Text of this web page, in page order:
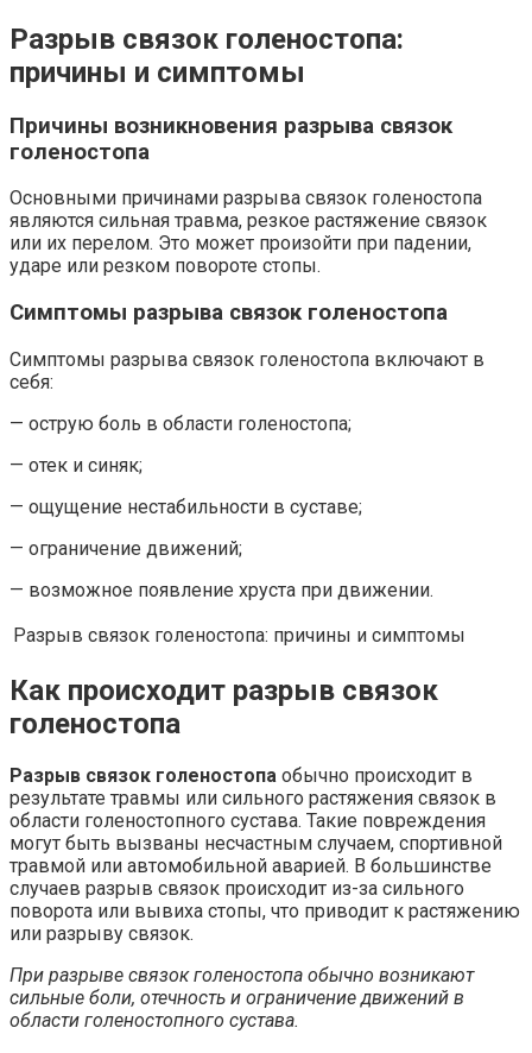
Разрыв связок голеностопа:
причины и симптомы
Причины возникновения разрыва связок
голеностопа
Основными причинами разрыва связок голеностопа
являются сильная травма, резкое растяжение связок
или их перелом. Это может произойти при падении,
ударе или резком повороте стопы.
Симптомы разрыва связок голеностопа
Симптомы разрыва связок голеностопа включают в
себя:
— острую боль в области голеностопа;
— отек и синяк;
— ощущение нестабильности в суставе;
— ограничение движений;
— возможное появление хруста при движении.
Разрыв связок голеностопа: причины и симптомы
Как происходит разрыв связок
голеностопа
Разрыв связок голеностопа обычно происходит в
результате травмы или сильного растяжения связок в
области голеностопного сустава. Такие повреждения
могут быть вызваны несчастным случаем, спортивной
травмой или автомобильной аварией. В большинстве
случаев разрыв связок происходит из-за сильного
поворота или вывиха стопы, что приводит к растяжению
или разрыву связок.
При разрыве связок голеностопа обычно возникают
сильные боли, отечность и ограничение движений в
области голеностопного сустава.